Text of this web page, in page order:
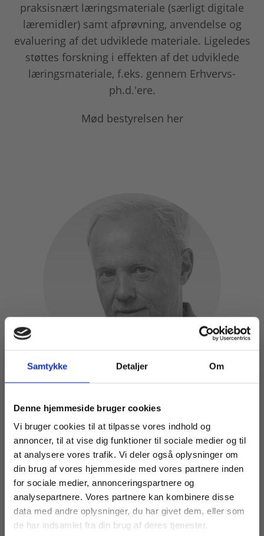
Samtykke Detaljer Om
Denne hjemmeside bruger cookies
Vi bruger cookies til at tilpasse vores indhold og
annoncer, til at vise dig funktioner til sociale medier og til
at analysere vores trafik. Vi deler også oplysninger om
din brug af vores hjemmeside med vores partnere inden
for sociale medier, annonceringspartnere og
analysepartnere. Vores partnere kan kombinere disse
data med andre oplysninger, du har givet dem, eller som
de har indsamlet fra din brug af deres tjenester.
praksisnært læringsmateriale (særligt digitale
læremidler) samt afprøvning, anvendelse og
evaluering af det udviklede materiale. Ligeledes
støttes forskning i effekten af det udviklede
læringsmateriale, f.eks. gennem Erhvervs-
ph.d.'ere.
Mød bestyrelsen her
Direktør i Praxis-Fonden
Mail: poulsoej@gmail.com
Køb læremidler og find masterclasses mm.
Fortsæt som:
For privatkunder og
studerende. Du får
vist priser inkl.
For institutioner og
virksomheder. Du
får vist priser ekskl.